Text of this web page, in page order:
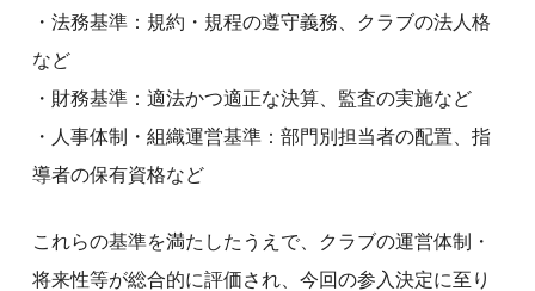
・法務基準：規約・規程の遵守義務、クラブの法人格
など
・財務基準：適法かつ適正な決算、監査の実施など
・人事体制・組織運営基準：部門別担当者の配置、指
導者の保有資格など
これらの基準を満たしたうえで、クラブの運営体制・
将来性等が総合的に評価され、今回の参入決定に至り